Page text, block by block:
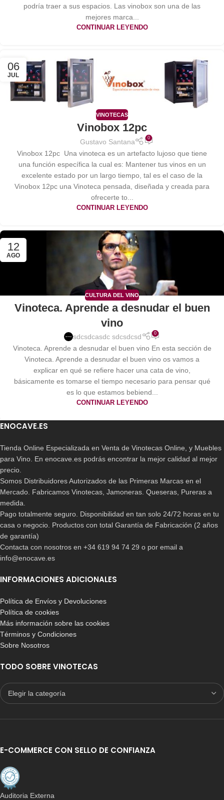
podría traer a sus espacios. Las vinobox son una de las
mejores marca...
CONTINUAR LEYENDO
06
JUL
VINOTECAS
Vinobox 12pc
Gustavo Santana 0
Vinobox 12pc Una vinoteca es un artefacto lujoso que tiene
una función específica la cual es: Mantener tus vinos en un
excelente estado por un largo tiempo, tal es el caso de la
Vinobox 12pc una Vinoteca pensada, diseñada y creada para
ofrecerte to...
CONTINUAR LEYENDO
12
AGO
CULTURA DEL VINO
Vinoteca. Aprende a desnudar el buen
vino
sdcsdcasdc sdcsdcsd 0
Vinoteca. Aprende a desnudar el buen vino En esta sección de
Vinoteca. Aprende a desnudar el buen vino os vamos a
explicar en qué se refiere hacer una cata de vino,
básicamente es tomarse el tiempo necesario para pensar qué
es lo que estamos bebiend...
CONTINUAR LEYENDO
ENOCAVE.ES
Tienda Online Especializada en Venta de Vinotecas Online, y Muebles
para Vino. En enocave.es podrás encontrar la mejor calidad al mejor
precio.
Somos Distribuidores Autorizados de las Primeras Marcas en el
Mercado. Fabricamos Vinotecas, Jamoneras. Queseras, Pureras a
medida.
Pago totalmente seguro. Disponibilidad en tan solo 24/72 horas en tu
casa o negocio. Productos con total Garantía de Fabricación (2 años
de garantía)
Contacta con nosotros en +34 619 94 74 29 o por email a
info@enocave.es
INFORMACIONES ADICIONALES
Política de Envíos y Devoluciones
Política de cookies
Más información sobre las cookies
Términos y Condiciones
Sobre Nosotros
TODO SOBRE VINOTECAS
E-COMMERCE CON SELLO DE CONFIANZA
Auditoria Externa